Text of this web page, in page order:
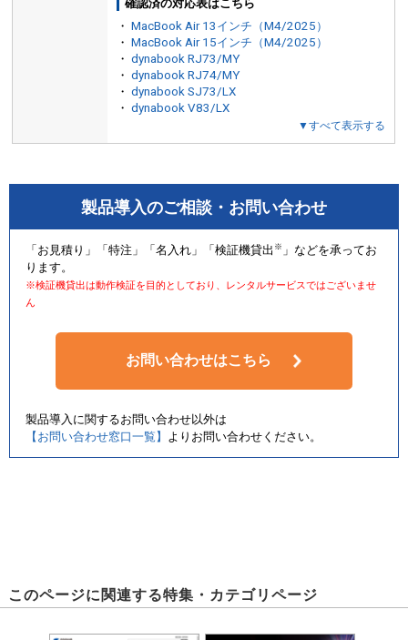
確認済の対応表はこちら
・MacBook Air 13インチ（M4/2025）
・MacBook Air 15インチ（M4/2025）
・dynabook RJ73/MY
・dynabook RJ74/MY
・dynabook SJ73/LX
・dynabook V83/LX
▼すべて表示する
製品導入のご相談・お問い合わせ
「お見積り」「特注」「名入れ」「検証機貸出 ※ 」などを承ってお
ります。
※検証機貸出は動作検証を目的としており、レンタルサービスではございませ
ん
お問い合わせはこちら
製品導入に関するお問い合わせ以外は
【お問い合わせ窓口一覧】 よりお問い合わせください。
このページに関連する特集・カテゴリページ